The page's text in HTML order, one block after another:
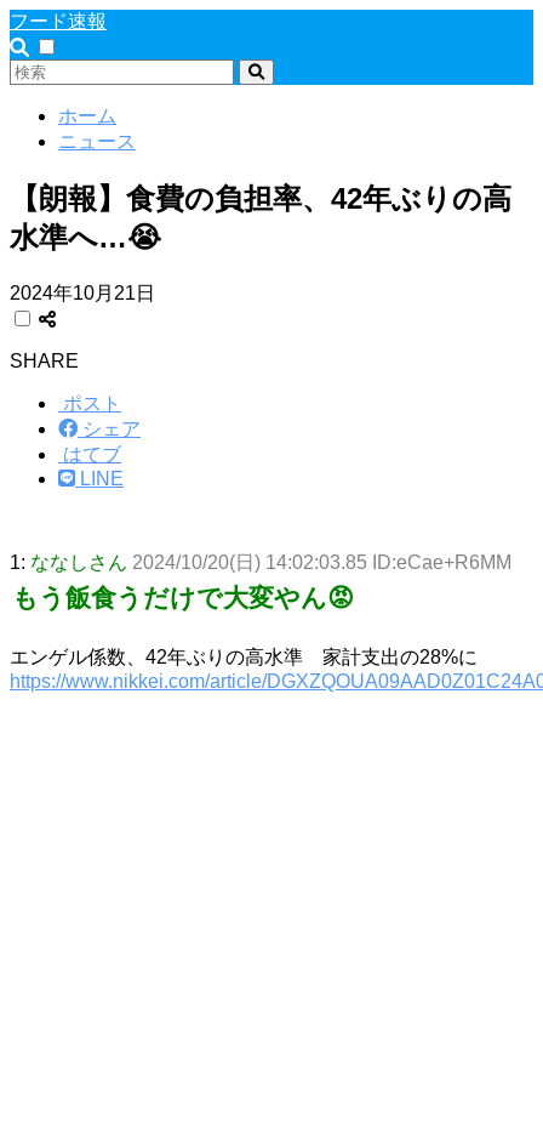
フード速報
ホーム
ニュース
【朗報】食費の負担率、42年ぶりの高
水準へ…😭
2024年10月21日
SHARE
ポスト
シェア
はてブ
LINE
1: ななしさん 2024/10/20(日) 14:02:03.85 ID:eCae+R6MM
もう飯食うだけで大変やん😡
エンゲル係数、42年ぶりの高水準 家計支出の28%に
https://www.nikkei.com/article/